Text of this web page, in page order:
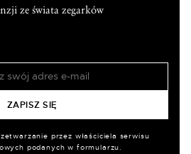
ze świata zegarków
przez właściciela serwisu
podanych w formularzu.